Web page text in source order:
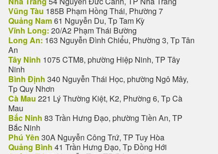
Vũng Tàu 185B Phạm Hồng Thái, Phường 7
Quảng Nam61 Nguyễn Du, Tp Tam Kỳ
Vĩnh Long: 20/A2 Phạm Thái Bường
Long An: 163 Nguyễn Đình Chiểu, Phường 3, Tp Tân
An
Tây Ninh 1075 CTM8, phường Hiệp Ninh, TP Tây
Ninh
Bình Định 340 Nguyễn Thái Học, phường Ngô Mây,
Tp Quy Nhơn
Cà Mau 221 Lý Thường Kiệt, K2, Phường 6, Tp Cà
Mau
Bắc Ninh 83 Trần Hưng Đạo, phường Tiền An, TP
Bắc Ninh
Phú Yên 30A Nguyễn Công Trứ, TP Tuy Hòa
Quảng Bình 41 Trần Hưng Đạo, Tp Đồng Hới